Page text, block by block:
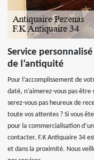
Service
de l’antiquité
Pour l’accomplissement de
daté, n’aimerez-vous pas être
serez-vous pas heureux de
toute vos attentes ? Si vous
pour la commercialisation
contacter. F.K Antiquaire 34
et dans la proximité. Nous